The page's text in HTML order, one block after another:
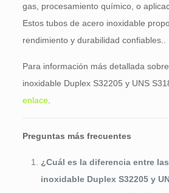
gas, procesamiento químico, o
Estos tubos de acero inoxidable
rendimiento y durabilidad confiables..
Para información más detallada
inoxidable Duplex S32205 y UNS
enlace.
Preguntas más frecuentes
¿Cuál es la diferencia entre
inoxidable Duplex S32205 y